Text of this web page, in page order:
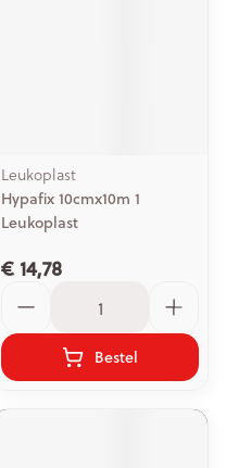
Leukoplast
Hypafix 10cmx10m 1
Leukoplast
€ 14,78
Bestel